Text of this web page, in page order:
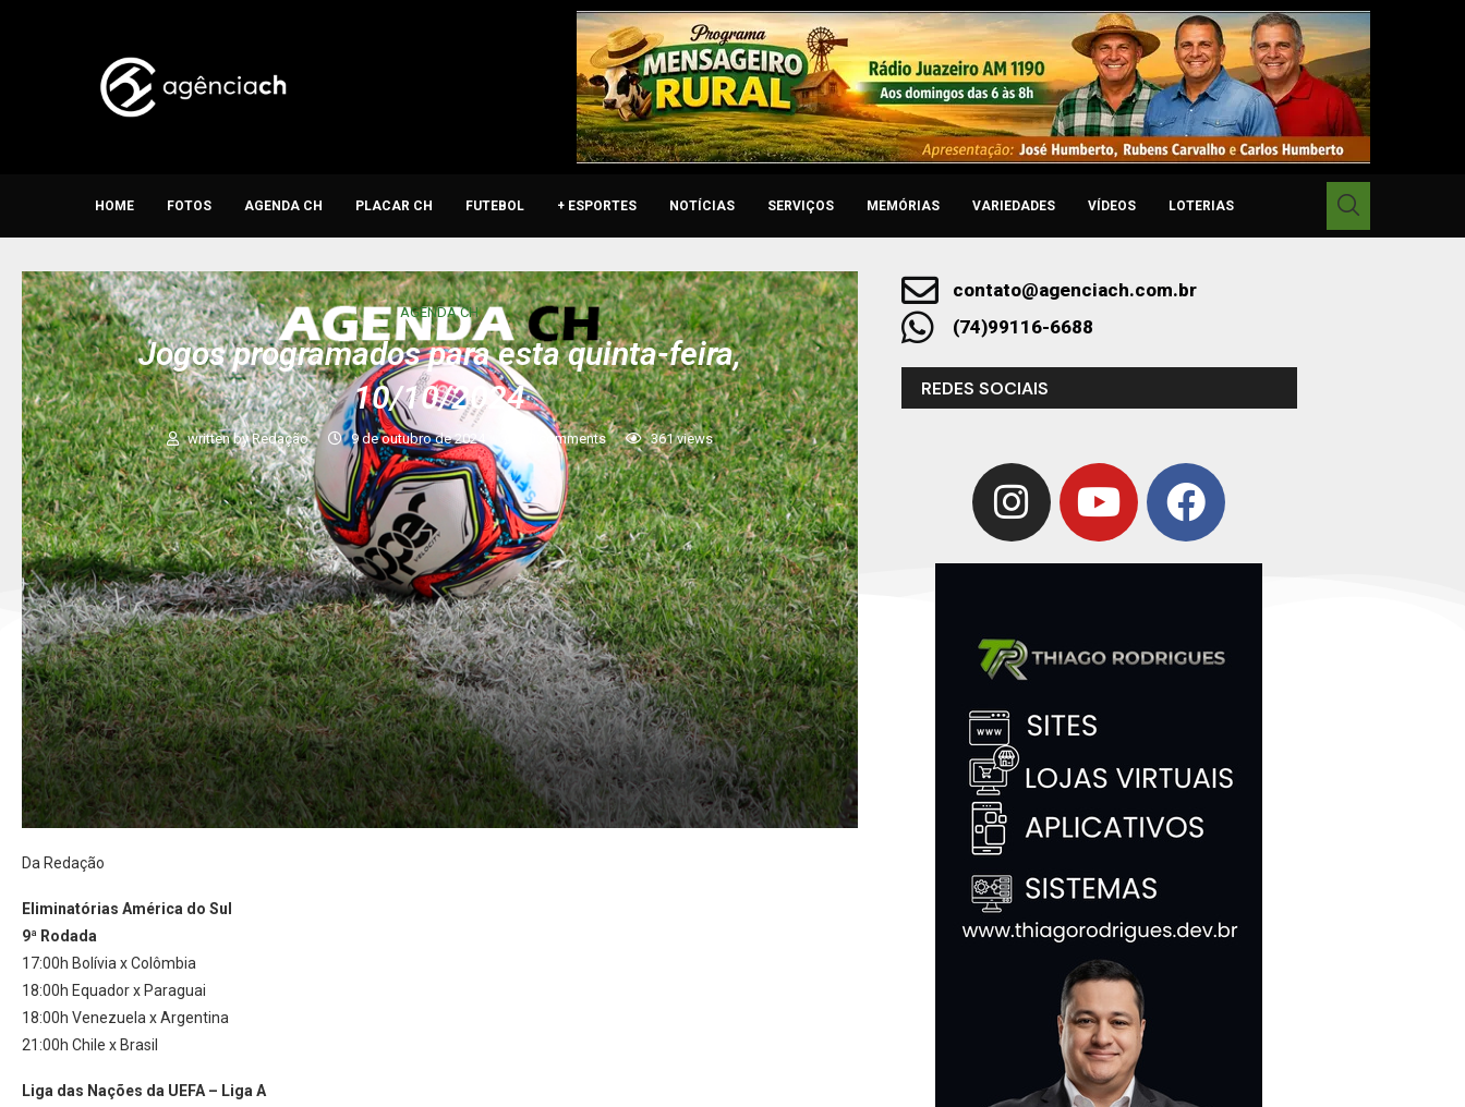
HOME FOTOS AGENDA CH PLACAR CH FUTEBOL + ESPORTES NOTÍCIAS SERVIÇOS MEMÓRIAS VARIEDADES VÍDEOS LOTERIAS
AGENDA CH
Jogos programados para esta quinta-feira,
10/10/2024
written byRedação 9 de outubro de 2024 0 comments 361views
Da Redação
Eliminatórias América do Sul
9ª Rodada
17:00h Bolívia x Colômbia
18:00h Equador x Paraguai
18:00h Venezuela x Argentina
21:00h Chile x Brasil
Liga das Nações da UEFA – Liga A
contato@agenciach.com.br
(74)99116-6688
REDES SOCIAIS